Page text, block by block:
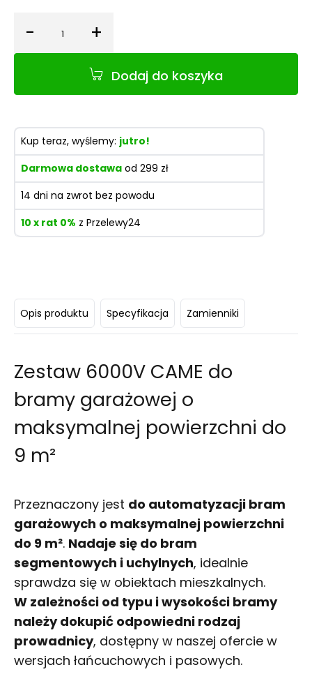
Opis produktu Specyfikacja Zamienniki
Zestaw 6000V CAME do
bramy garażowej o
maksymalnej powierzchni do
9 m²
Przeznaczony jest do automatyzacji bram
garażowych o maksymalnej powierzchni
do 9 m². Nadaje się do bram
segmentowych i uchylnych, idealnie
sprawdza się w obiektach mieszkalnych.
W zależności od typu i wysokości bramy
należy dokupić odpowiedni rodzaj
prowadnicy, dostępny w naszej ofercie w
wersjach łańcuchowych i pasowych.
- Ilość +
Dodaj do koszyka
Kup teraz, wyślemy: jutro!
Darmowa dostawa od 299 zł
14 dni na zwrot bez powodu
10 x rat 0% z Przelewy24